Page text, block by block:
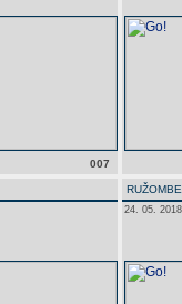
007
24. 05. 2018